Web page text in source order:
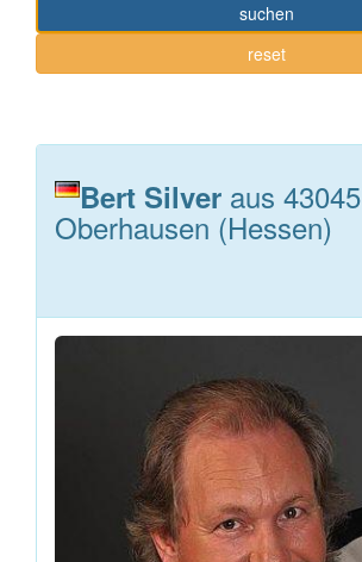
suchen
reset
Bert Silver aus 43045
Oberhausen (Hessen)